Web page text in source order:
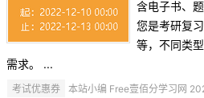
含电子书、
您是考研复
等，不同类
需求。 ...
考试优惠券 本站小编 Free壹佰分学习网